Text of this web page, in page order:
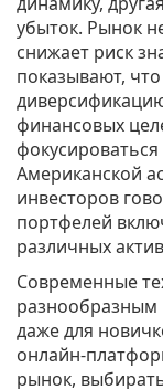
убыток. Рынок
снижает риск
показывают,
финансовых
Американской
инвесторов
портфелей
различных
Современные
разнообразным
даже для
онлайн-
рынок,